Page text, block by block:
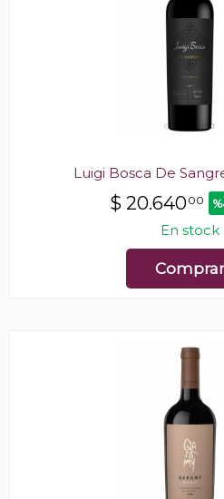
Luigi Bosca De
$ 20.64000
En stock
Comprar